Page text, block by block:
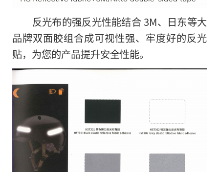
反光布的强反光性能结合 3M、日东等大
品牌双面胶组合成可视性强、牢度好的反光
贴，为您的产品提升安全性能。